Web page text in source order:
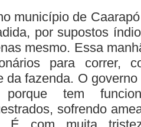
município de
por supostos
mesmo. Essa
para correr,
da fazenda. O
porque tem
sofrendo